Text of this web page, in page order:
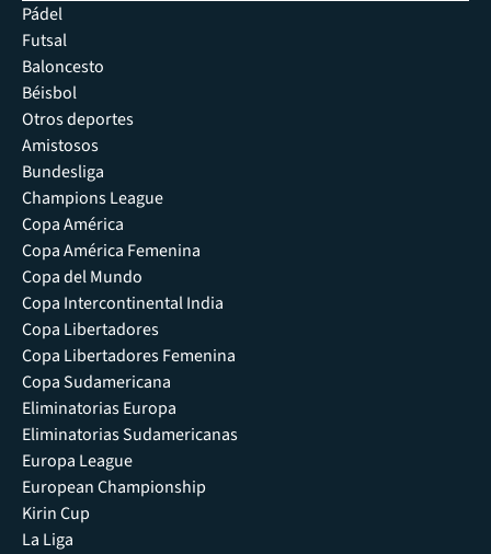
Pádel
Futsal
Baloncesto
Béisbol
Otros deportes
Amistosos
Bundesliga
Champions League
Copa América
Copa América Femenina
Copa del Mundo
Copa Intercontinental India
Copa Libertadores
Copa Libertadores Femenina
Copa Sudamericana
Eliminatorias Europa
Eliminatorias Sudamericanas
Europa League
European Championship
Kirin Cup
La Liga